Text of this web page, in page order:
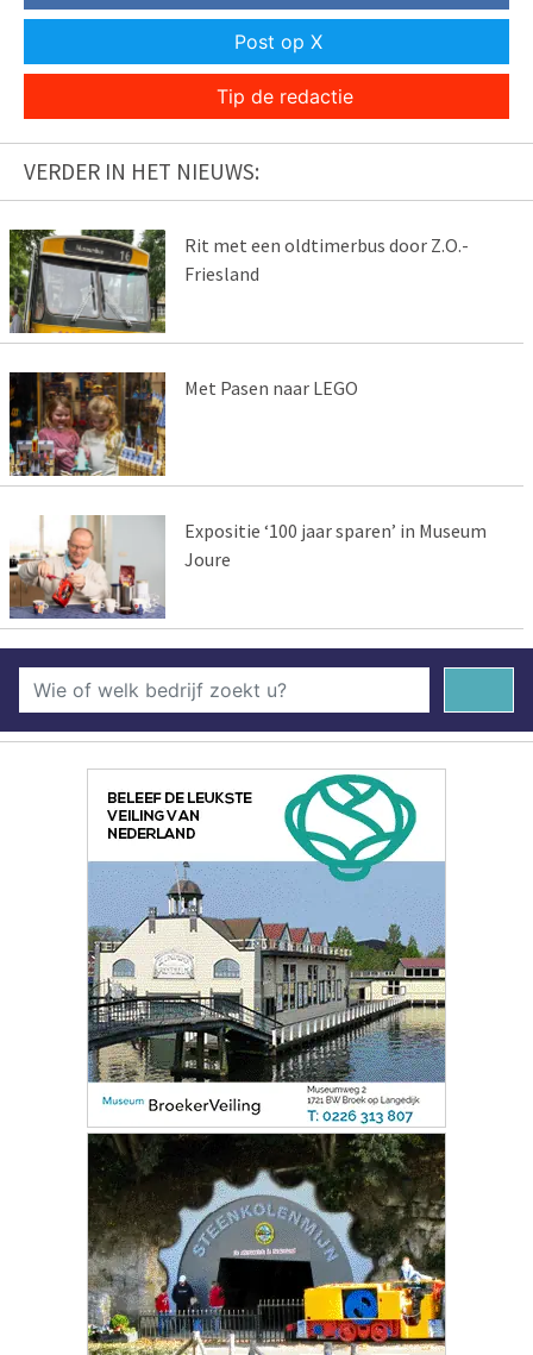
Post op X
Tip de redactie
VERDER IN HET NIEUWS:
Rit met een oldtimerbus door Z.O.-
Friesland
Met Pasen naar LEGO
Expositie ‘100 jaar sparen’ in Museum
Joure